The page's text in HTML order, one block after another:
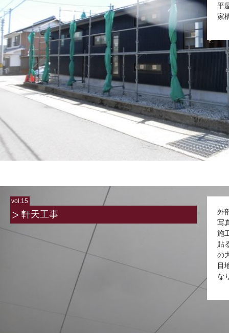
平
家
vol.15
軒天工事
外
写
施
貼
の
目
な